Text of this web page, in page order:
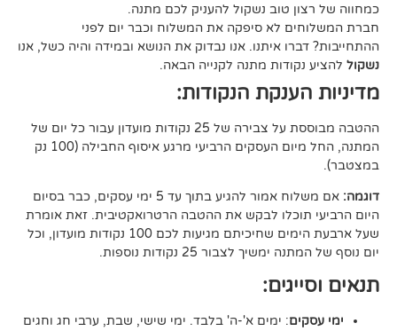
טוב נשקול להעניק לכם מתנה.
לא סיפקה את המשלוח וכבר יום לפני
איתנו. אנו נבדוק את הנושא ובמידה והיה כשל, אנו
מתנה לקנייה הבאה.
הנקודות:
ההטבה מבוססת על צבירה של 25 נקודות מועדון עבור כל יום של
המתנה, החל מיום העסקים הרביעי מרגע איסוף החבילה (100 נק
אם משלוח אמור להגיע בתוך עד 5 ימי עסקים, כבר בסיום
לבקש את ההטבה הרטרואקטיבית. זאת אומרת
שעל ארבעת הימים שחיכיתם מגיעות לכם 100 נקודות מועדון, וכל
לצבור 25 נקודות נוספות.
: ימים א'-ה' בלבד. ימי שישי, שבת, ערבי חג וחגים